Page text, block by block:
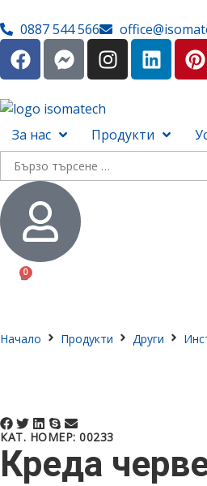
0887 544 566
За нас Продукти
0
Начало Продукти Други
КАТ. НОМЕР: 00233
Креда